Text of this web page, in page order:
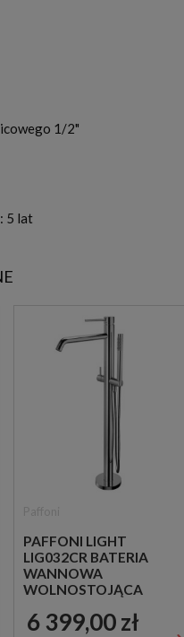
1/2"
5 lat
PAFFONI LIGHT
LIG032CR BATERIA
WANNOWA
WOLNOSTOJĄCA
6 399,00 zł